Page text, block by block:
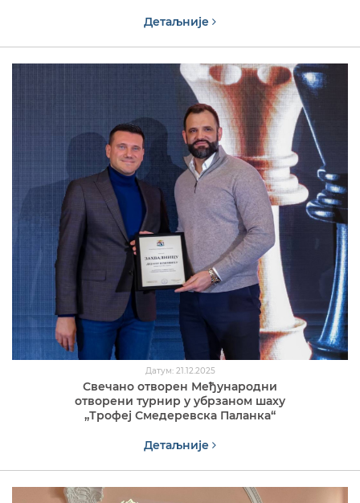
Детаљније
Датум: 21.12.2025
Свечано отворен Међународни
отворени турнир у убрзаном шаху
„Трофеј Смедеревска Паланка“
Детаљније